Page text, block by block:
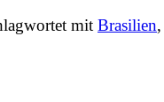
mit Brasilien,